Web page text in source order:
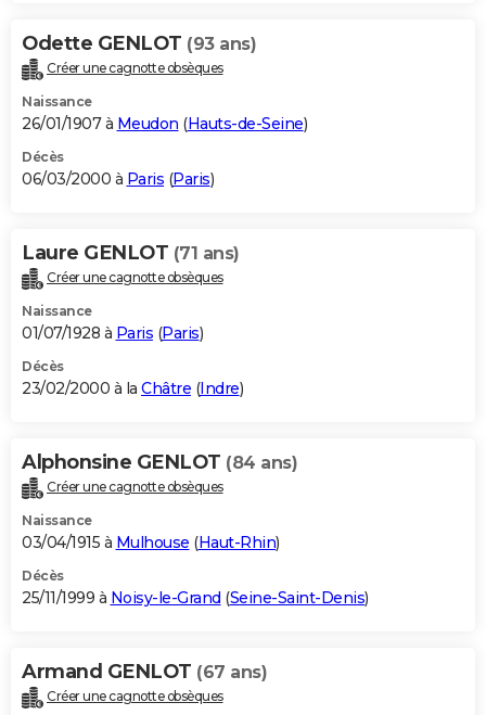
Odette GENLOT (93 ans)
Créer une cagnotte obsèques
Naissance
26/01/1907 à Meudon (Hauts-de-Seine)
Décès
06/03/2000 à Paris (Paris)
Laure GENLOT (71 ans)
Créer une cagnotte obsèques
Naissance
01/07/1928 à Paris (Paris)
Décès
23/02/2000 à la Châtre (Indre)
Alphonsine GENLOT (84 ans)
Créer une cagnotte obsèques
Naissance
03/04/1915 à Mulhouse (Haut-Rhin)
Décès
25/11/1999 à Noisy-le-Grand (Seine-Saint-Denis)
Armand GENLOT (67 ans)
Créer une cagnotte obsèques